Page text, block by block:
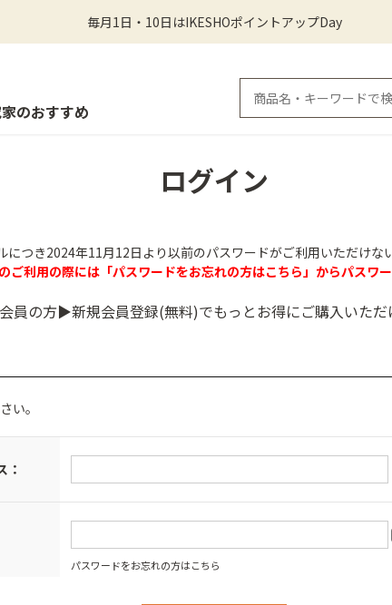
毎月1日・10日はIKESHOポイントアップDay
のおすすめ
ログイン
につき2024年11月12日より以前のパスワードがご利用いただけな
ご利用の際には「パスワードをお忘れの方はこちら」からパスワ
員の方▶新規会員登録(無料)でもっとお得にご購入いただ
い。
：
パスワードをお忘れの方はこちら